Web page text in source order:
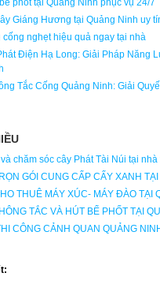
Giáng Hương tại Quảng Ninh uy
cống nghẹt hiệu quả ngay tại nhà
Điện Hạ Long: Giải Pháp Năng
Tắc Cống Quảng Ninh: Giải
chăm sóc cây Phát Tài Núi tại
GÓI CUNG CẤP CẤY XANH
THUÊ MÁY XÚC- MÁY ĐÀO TẠI
TẮC VÀ HÚT BỂ PHỐT TẠI
CÔNG CẢNH QUAN QUẢNG